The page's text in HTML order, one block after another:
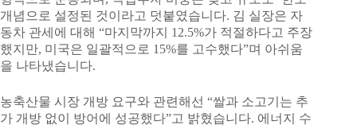
개념으로 설정된 것이라고 덧붙였습니다. 김 실장은 자
동차 관세에 대해 “마지막까지 12.5%가 적절하다고 주장
했지만, 미국은 일괄적으로 15%를 고수했다”며 아쉬움
을 나타냈습니다.
농축산물 시장 개방 요구와 관련해선 “쌀과 소고기는 추
가 개방 없이 방어에 성공했다”고 밝혔습니다. 에너지 수